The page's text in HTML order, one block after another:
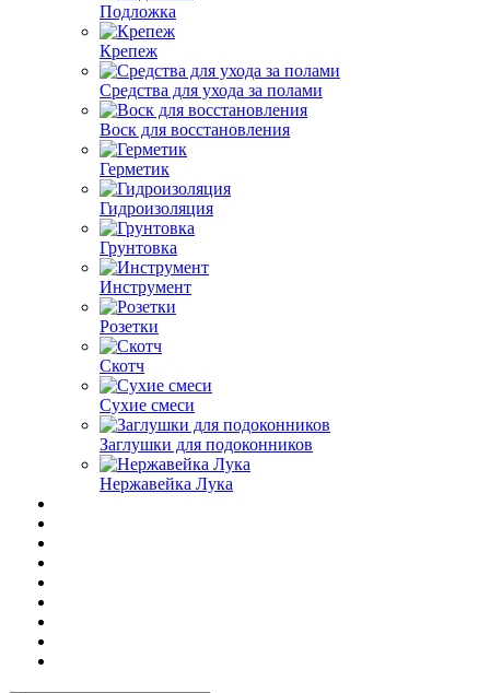
Подложка
Крепеж
Средства для ухода за полами
Воск для восстановления
Герметик
Гидроизоляция
Грунтовка
Инструмент
Розетки
Скотч
Сухие смеси
Заглушки для подоконников
Нержавейка Лука